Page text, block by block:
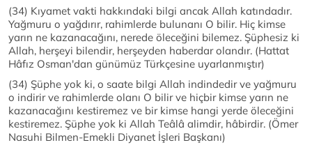
(34) Kıyamet vakti hakkındaki bilgi ancak Allah katındadır.
Yağmuru o yağdırır, rahimlerde bulunanı O bilir. Hiç kimse
yarın ne kazanacağını, nerede öleceğini bilemez. Şüphesiz ki
Allah, herşeyi bilendir, herşeyden haberdar olandır. (Hattat
Hâfız Osman'dan günümüz Türkçesine uyarlanmıştır)
(34) Şüphe yok ki, o saate bilgi Allah indindedir ve yağmuru
o indirir ve rahimlerde olanı O bilir ve hiçbir kimse yarın ne
kazanacağını kestiremez ve bir kimse hangi yerde öleceğini
kestiremez. Şüphe yok ki Allah Teâlâ alimdir, hâbirdir. (Ömer
Nasuhi Bilmen-Emekli Diyanet İşleri Başkanı)